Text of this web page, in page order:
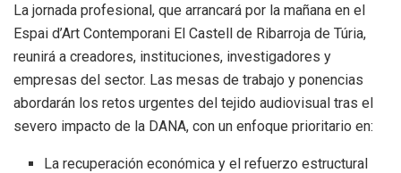
La jornada profesional, que arrancará por la mañana en el
Espai d’Art Contemporani El Castell de Ribarroja de Túria,
reunirá a creadores, instituciones, investigadores y
empresas del sector. Las mesas de trabajo y ponencias
abordarán los retos urgentes del tejido audiovisual tras el
severo impacto de la DANA, con un enfoque prioritario en:
La recuperación económica y el refuerzo estructural